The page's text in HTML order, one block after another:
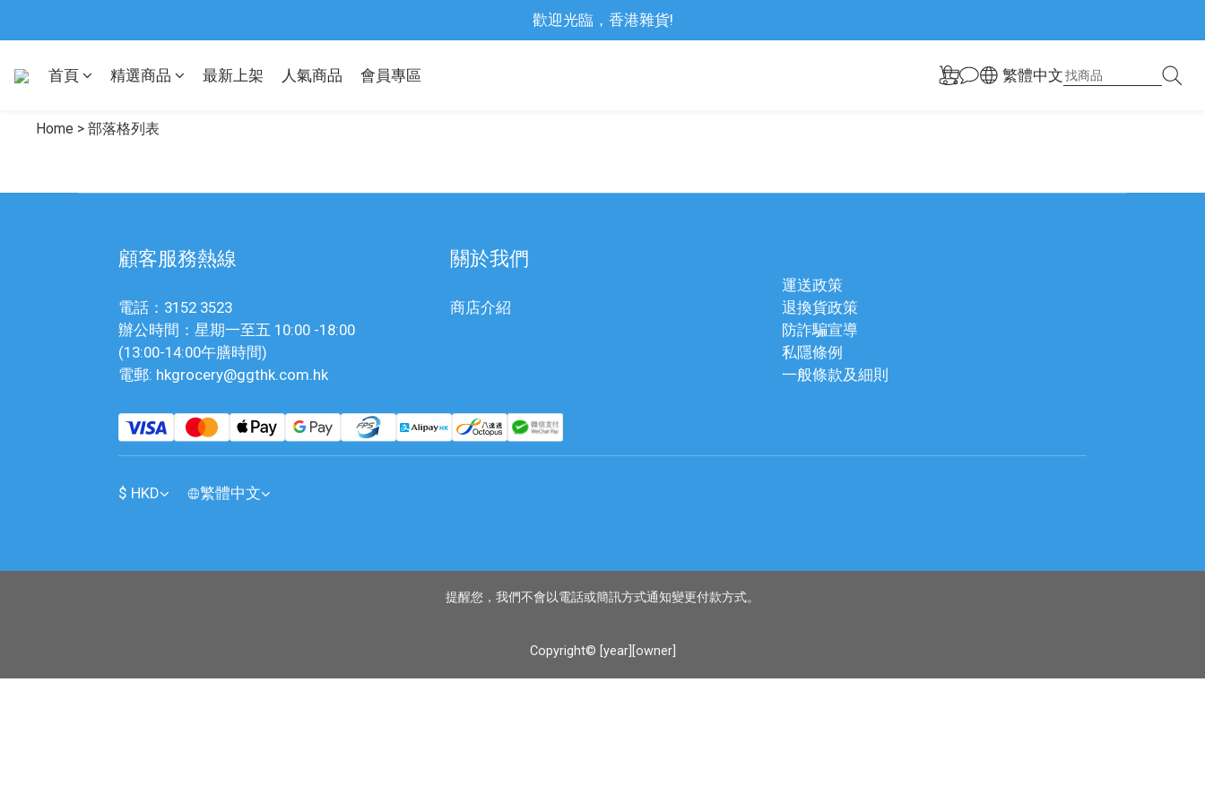
歡迎光臨，香港雜貨!
首頁 精選商品 最新上架 人氣商品 會員專區 繁體中文
Home > 部落格列表
顧客服務熱線
電話：3152 3523
辦公時間：星期一至五 10:00 -18:00
(13:00-14:00午膳時間)
電郵: hkgrocery@ggthk.com.hk
關於我們
商店介紹
運送政策
退換貨政策
防詐騙宣導
私隱條例
一般條款及細則
$ HKD 繁體中文
提醒您，我們不會以電話或簡訊方式通知變更付款方式。
Copyright© [year][owner]